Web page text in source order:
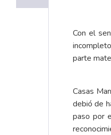
Con el
parte
Casas
debió de
paso por